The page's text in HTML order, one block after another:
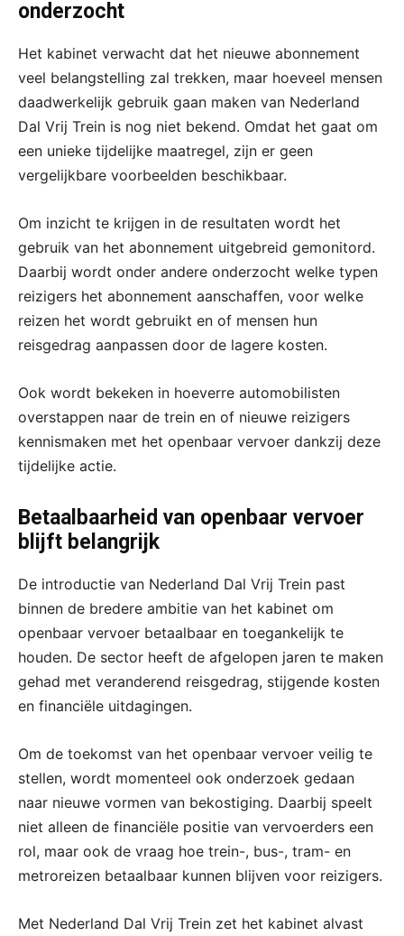
onderzocht
Het kabinet verwacht dat het nieuwe abonnement
veel belangstelling zal trekken, maar hoeveel mensen
daadwerkelijk gebruik gaan maken van Nederland
Dal Vrij Trein is nog niet bekend. Omdat het gaat om
een unieke tijdelijke maatregel, zijn er geen
vergelijkbare voorbeelden beschikbaar.
Om inzicht te krijgen in de resultaten wordt het
gebruik van het abonnement uitgebreid gemonitord.
Daarbij wordt onder andere onderzocht welke typen
reizigers het abonnement aanschaffen, voor welke
reizen het wordt gebruikt en of mensen hun
reisgedrag aanpassen door de lagere kosten.
Ook wordt bekeken in hoeverre automobilisten
overstappen naar de trein en of nieuwe reizigers
kennismaken met het openbaar vervoer dankzij deze
tijdelijke actie.
Betaalbaarheid van openbaar vervoer
blijft belangrijk
De introductie van Nederland Dal Vrij Trein past
binnen de bredere ambitie van het kabinet om
openbaar vervoer betaalbaar en toegankelijk te
houden. De sector heeft de afgelopen jaren te maken
gehad met veranderend reisgedrag, stijgende kosten
en financiële uitdagingen.
Om de toekomst van het openbaar vervoer veilig te
stellen, wordt momenteel ook onderzoek gedaan
naar nieuwe vormen van bekostiging. Daarbij speelt
niet alleen de financiële positie van vervoerders een
rol, maar ook de vraag hoe trein-, bus-, tram- en
metroreizen betaalbaar kunnen blijven voor reizigers.
Met Nederland Dal Vrij Trein zet het kabinet alvast